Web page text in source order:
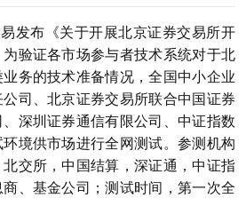
发布《关于开展北京证券交易所开
验证各市场参与者技术系统对于北
务的技术准备情况，全国中小企业
司、北京证券交易所联合中国证券
深圳证券通信有限公司、中证指数
境供市场进行全网测试。参测机构
交所，中国结算，深证通，中证指
、基金公司；测试时间，第一次全